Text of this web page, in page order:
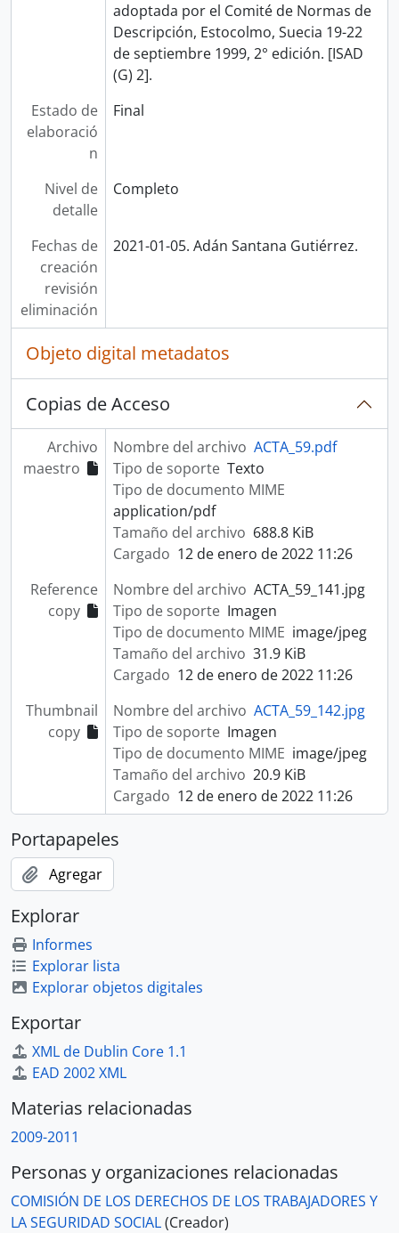
adoptada por el Comité de Normas de
Descripción, Estocolmo, Suecia 19-22
de septiembre 1999, 2° edición. [ISAD
(G) 2].
Estado de
elaboració
n
Final
Nivel de
detalle
Completo
Fechas de
creación
revisión
eliminación
2021-01-05. Adán Santana Gutiérrez.
Objeto digital metadatos
Copias de Acceso
Archivo
maestro
Nombre del archivo ACTA_59.pdf
Tipo de soporte Texto
Tipo de documento MIME
application/pdf
Tamaño del archivo 688.8 KiB
Cargado 12 de enero de 2022 11:26
Reference
copy
Nombre del archivo ACTA_59_141.jpg
Tipo de soporte Imagen
Tipo de documento MIME image/jpeg
Tamaño del archivo 31.9 KiB
Cargado 12 de enero de 2022 11:26
Thumbnail
copy
Nombre del archivo ACTA_59_142.jpg
Tipo de soporte Imagen
Tipo de documento MIME image/jpeg
Tamaño del archivo 20.9 KiB
Cargado 12 de enero de 2022 11:26
Portapapeles
Agregar
Explorar
Informes
Explorar lista
Explorar objetos digitales
Exportar
XML de Dublin Core 1.1
EAD 2002 XML
Materias relacionadas
2009-2011
Personas y organizaciones relacionadas
COMISIÓN DE LOS DERECHOS DE LOS TRABAJADORES Y
LA SEGURIDAD SOCIAL(Creador)